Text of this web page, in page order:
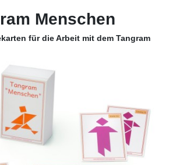
Menschen
für die Arbeit mit dem Tangram